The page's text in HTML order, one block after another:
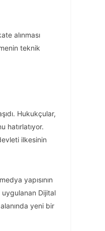
alınması
teknik
Hukukçular,
hatırlatıyor.
ilkesinin
yapısının
Dijital
yeni bir